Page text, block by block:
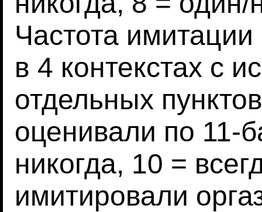
Частота
в 4 контекстах с
отдельных
оценивали по 11-
никогда, 10 =
имитировали